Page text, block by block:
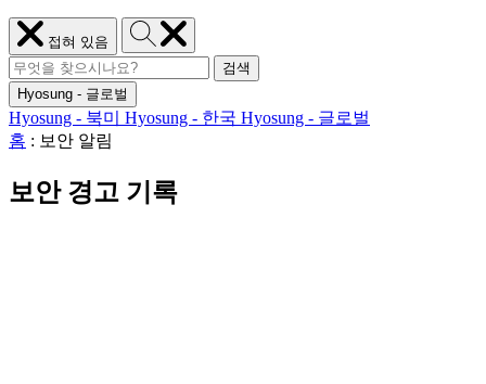
메
뉴
닫
기
접혀 있음
Hyosung
검
색
검
색
어:
Hyosung
검
검색
Hyosung - 글로벌
Hyosung - 북미 Hyosung - 한국 Hyosung - 글로벌
홈 : 보안 알림
보안 경고 기록